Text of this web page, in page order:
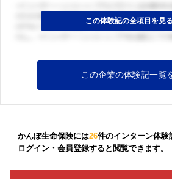
この企業の体験記一覧
かんぽ生命保険には26件のインターン体験
ログイン・会員登録すると閲覧できます。